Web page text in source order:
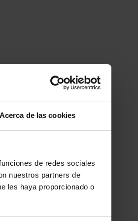
Acerca de las cookies
de redes sociales
nuestros partners de
les haya proporcionado o